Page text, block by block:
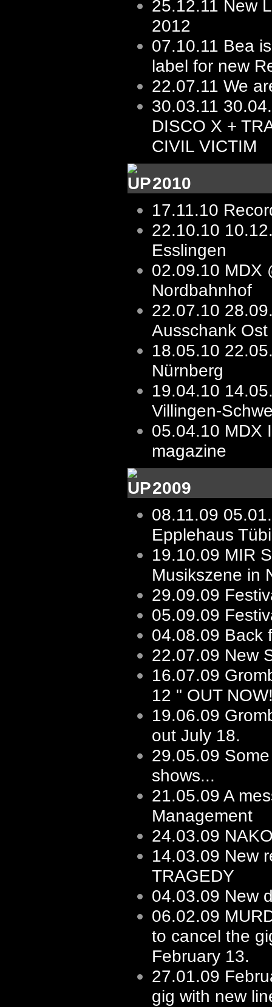
25.12.11 New
2012
07.10.11 Bea
label for new
22.07.11 We
30.03.11
DISCO X +
CIVIL VICTIM
2010
17.11.10
22.10.10
Esslingen
02.09.10 MDX
Nordbahnhof
22.07.10
Ausschank Ost
18.05.10
Nürnberg
19.04.10
Villingen-
05.04.10 MDX
magazine
2009
08.11.09
Epplehaus
19.10.09 MIR
Musikszene in
29.09.09
05.09.09
04.08.09 Back
22.07.09 New
16.07.09
12 " OUT
19.06.09
out July 18.
29.05.09
shows...
21.05.09 A
Management
24.03.09
14.03.09 New
TRAGEDY
04.03.09 New
06.02.09
to cancel the
February 13.
27.01.09
gig with new